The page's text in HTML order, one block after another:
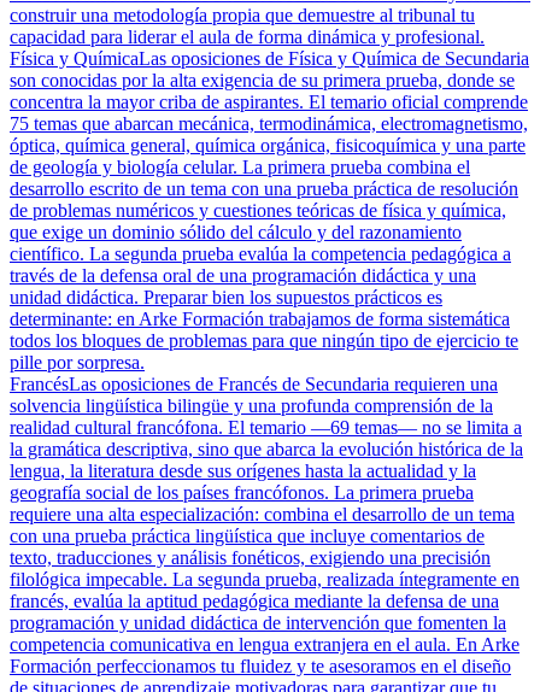
construir una metodología propia que demuestre al tribunal tu
capacidad para liderar el aula de forma dinámica y profesional.
Física y QuímicaLas oposiciones de Física y Química de Secundaria
son conocidas por la alta exigencia de su primera prueba, donde se
concentra la mayor criba de aspirantes. El temario oficial comprende
75 temas que abarcan mecánica, termodinámica, electromagnetismo,
óptica, química general, química orgánica, fisicoquímica y una parte
de geología y biología celular. La primera prueba combina el
desarrollo escrito de un tema con una prueba práctica de resolución
de problemas numéricos y cuestiones teóricas de física y química,
que exige un dominio sólido del cálculo y del razonamiento
científico. La segunda prueba evalúa la competencia pedagógica a
través de la defensa oral de una programación didáctica y una
unidad didáctica. Preparar bien los supuestos prácticos es
determinante: en Arke Formación trabajamos de forma sistemática
todos los bloques de problemas para que ningún tipo de ejercicio te
pille por sorpresa.
FrancésLas oposiciones de Francés de Secundaria requieren una
solvencia lingüística bilingüe y una profunda comprensión de la
realidad cultural francófona. El temario —69 temas— no se limita a
la gramática descriptiva, sino que abarca la evolución histórica de la
lengua, la literatura desde sus orígenes hasta la actualidad y la
geografía social de los países francófonos. La primera prueba
requiere una alta especialización: combina el desarrollo de un tema
con una prueba práctica lingüística que incluye comentarios de
texto, traducciones y análisis fonéticos, exigiendo una precisión
filológica impecable. La segunda prueba, realizada íntegramente en
francés, evalúa la aptitud pedagógica mediante la defensa de una
programación y unidad didáctica de intervención que fomenten la
competencia comunicativa en lengua extranjera en el aula. En Arke
Formación perfeccionamos tu fluidez y te asesoramos en el diseño
de situaciones de aprendizaje motivadoras para garantizar que tu